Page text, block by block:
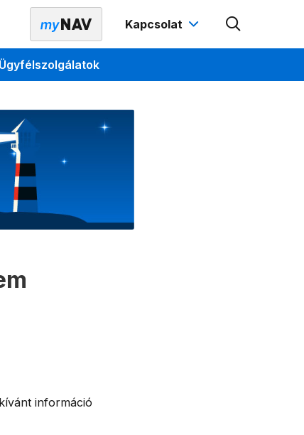
Kapcsolat
Ügyfélszolgálatok
információ